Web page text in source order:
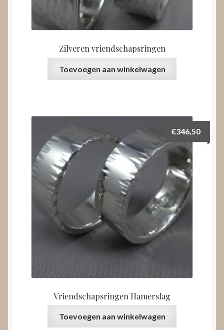
Zilveren vriendschapsringen
Toevoegen aan winkelwagen
Vriendschapsringen Hamerslag
€346,50
Toevoegen aan winkelwagen